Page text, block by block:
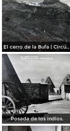
El cerro de la Bufa ( Circulada el 5 de Diciembre de 1910 ).
Posada de los indios.